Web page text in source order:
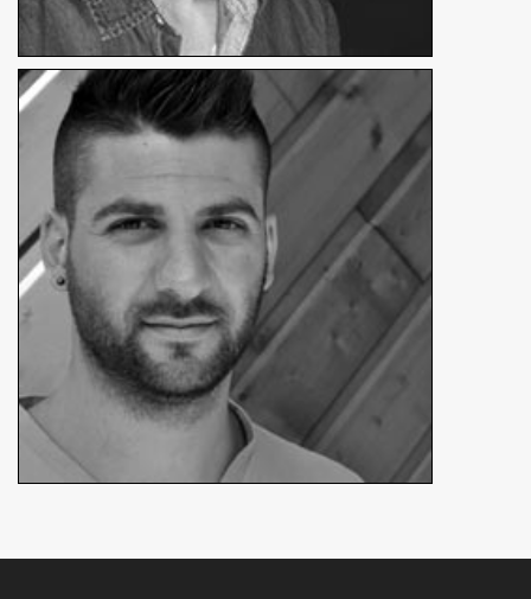
Romain Debare
Comédien amateur
En détails